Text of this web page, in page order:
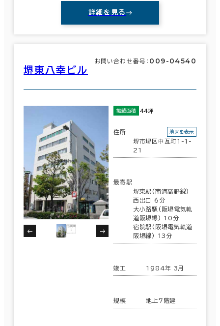
詳細を見る
堺東八幸ビル
お問い合わせ番号： 009-04540
掲載面積 44坪
住所
堺市堺区中瓦町1-1-
21
地図を表示
最寄駅
堺東駅(南海高野線)
西出口 6分
大小路駅(阪堺電気軌
道阪堺線) 10分
宿院駅(阪堺電気軌道
阪堺線) 13分
竣工 1984年 3月
規模 地上7階建